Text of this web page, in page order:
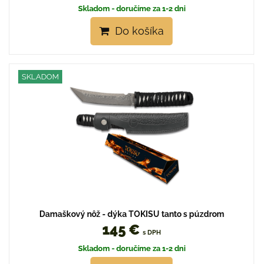
Skladom - doručíme za 1-2 dni
Do košíka
SKLADOM
Damaškový nôž - dýka TOKISU tanto s púzdrom
145 € s DPH
Skladom - doručíme za 1-2 dni